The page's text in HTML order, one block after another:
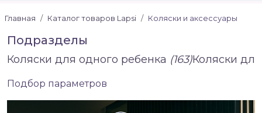
Главная Каталог товаров Lapsi Коляски и аксессуары
Подразделы
Коляски для одного ребенка (163)Коляски
Подбор параметров